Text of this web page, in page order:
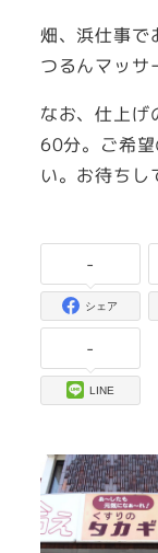
畑、浜仕事で
つるんマッサ
なお、仕上げ
60分。ご希
い。お待ちし
-
シェア
-
LINE